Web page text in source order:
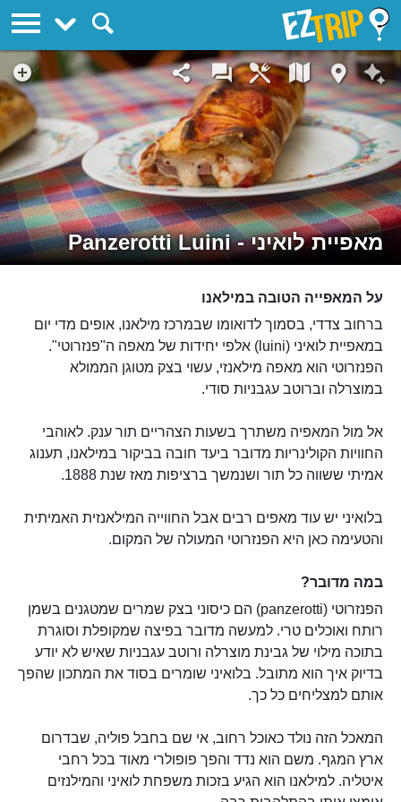
מאפיית לואיני - Panzerotti Luini
על המאפייה הטובה במילאנו
ברחוב צדדי, בסמוך לדואומו שבמרכז מילאנו, אופים מדי יום
במאפיית לואיני (luini) אלפי יחידות של מאפה ה"פנזרוטי".
הפנזרוטי הוא מאפה מילאנזי, עשוי בצק מטוגן הממולא
במוצרלה וברוטב עגבניות סודי.
אל מול המאפיה משתרך בשעות הצהריים תור ענק. לאוהבי
החוויות הקולינריות מדובר ביעד חובה בביקור במילאנו, תענוג
אמיתי ששווה כל תור ושנמשך ברציפות מאז שנת 1888.
בלואיני יש עוד מאפים רבים אבל החווייה המילאנזית האמיתית
והטעימה כאן היא הפנזרוטי המעולה של המקום.
במה מדובר?
הפנזרוטי (panzerotti) הם כיסוני בצק שמרים שמטגנים בשמן
רותח ואוכלים טרי. למעשה מדובר בפיצה שמקופלת וסוגרת
בתוכה מילוי של גבינת מוצרלה ורוטב עגבניות שאיש לא יודע
בדיוק איך הוא מתובל. בלואיני שומרים בסוד את המתכון שהפך
אותם למצליחים כל כך.
המאכל הזה נולד כאוכל רחוב, אי שם בחבל פוליה, שבדרום
ארץ המגף. משם הוא נדד והפך פופולרי מאוד בכל רחבי
איטליה. למילאנו הוא הגיע בזכות משפחת לואיני והמילנזים
EZTrip